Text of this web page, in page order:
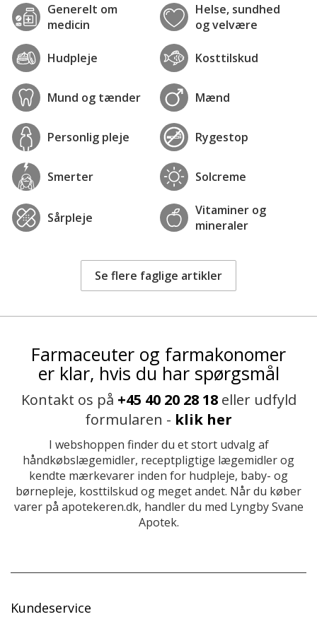
Generelt om
medicin
Helse, sundhed
og velvære
Hudpleje Kosttilskud
Mund og tænder Mænd
Personlig pleje Rygestop
Smerter Solcreme
Sårpleje
Vitaminer og
mineraler
Se flere faglige artikler
Farmaceuter og farmakonomer
er klar, hvis du har spørgsmål
Kontakt os på +45 40 20 28 18eller udfyld
formularen - klik her
I webshoppen finder du et stort udvalg af
håndkøbslægemidler, receptpligtige lægemidler og
kendte mærkevarer inden for hudpleje, baby- og
børnepleje, kosttilskud og meget andet. Når du køber
varer på apotekeren.dk, handler du med Lyngby Svane
Apotek.
Kundeservice